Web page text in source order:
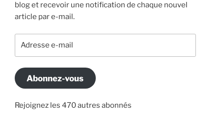
blog et recevoir une notification de chaque nouvel
article par e-mail.
Abonnez-vous
Rejoignez les 470 autres abonnés